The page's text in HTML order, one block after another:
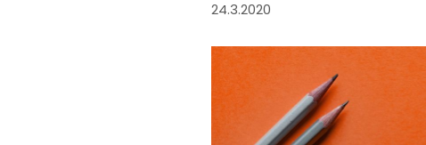
24.3.2020